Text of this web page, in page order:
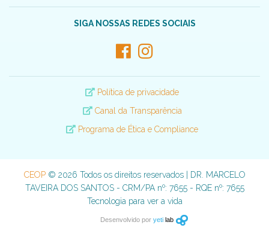
SIGA NOSSAS REDES SOCIAIS
Política de privacidade
Canal da Transparência
Programa de Ética e Compliance
CEOP© 2026 Todos os direitos reservados | DR. MARCELO
TAVEIRA DOS SANTOS - CRM/PA nº: 7655 - RQE nº: 7655
Tecnologia para ver a vida
Desenvolvido por yeti lab